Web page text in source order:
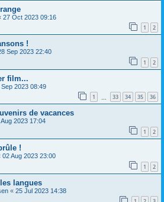
27 Oct 2023 09:16
1 2
!
Sep 2023 22:40
1 2
film...
Sep 2023 08:49
1 33 34 35 36
de vacances
Aug 2023 17:04
1 2
!
02 Aug 2023 23:00
1 2
langues
« 25 Jul 2023 14:38